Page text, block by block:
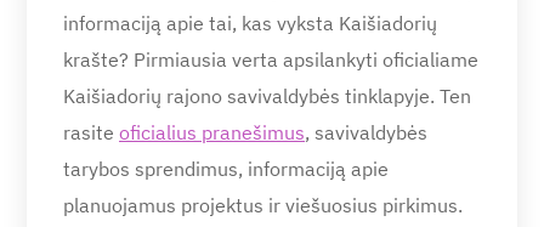
informaciją apie tai, kas vyksta Kaišiadorių
krašte? Pirmiausia verta apsilankyti oficialiame
Kaišiadorių rajono savivaldybės tinklapyje. Ten
rasite oficialius pranešimus, savivaldybės
tarybos sprendimus, informaciją apie
planuojamus projektus ir viešuosius pirkimus.